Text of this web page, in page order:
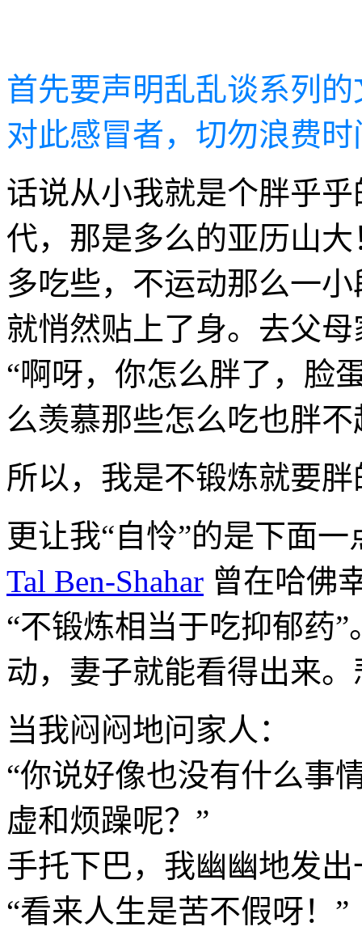
首先要声明乱乱谈系列
对此感冒者，切勿浪费
话说从小我就是个胖乎
代，那是多么的亚历山
多吃些，不运动那么一
就悄然贴上了身。去父
“啊呀，你怎么胖了，脸
么羡慕那些怎么吃也胖
所以，我是不锻炼就要胖
更让我“自怜”的是下面一
Tal Ben-Shahar 曾在哈佛
“不锻炼相当于吃抑郁药
动，妻子就能看得出来
当我闷闷地问家人：
“你说好像也没有什么事
虚和烦躁呢？”
手托下巴，我幽幽地发
“看来人生是苦不假呀！”